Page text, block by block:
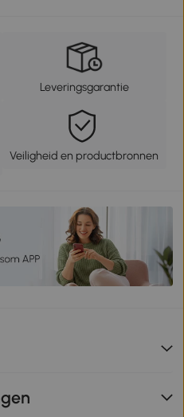
Leveringsgarantie
Veiligheid en productbronnen